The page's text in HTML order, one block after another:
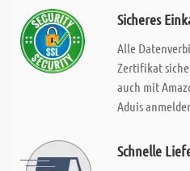
Sicheres
Alle
Zertifikat
auch mit
Aduis
Schnelle